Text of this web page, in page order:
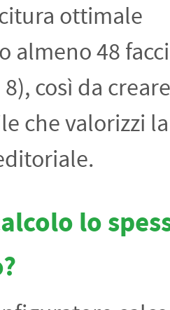
ottimale
almeno 48
così da
che valorizzi la
lo